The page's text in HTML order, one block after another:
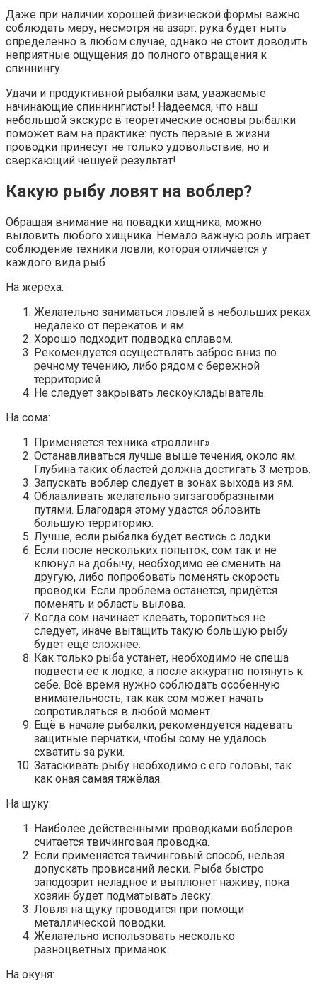
Даже при наличии хорошей физической формы важно
соблюдать меру, несмотря на азарт: рука будет ныть
определенно в любом случае, однако не стоит доводить
неприятные ощущения до полного отвращения к
спиннингу.
Удачи и продуктивной рыбалки вам, уважаемые
начинающие спиннингисты! Надеемся, что наш
небольшой экскурс в теоретические основы рыбалки
поможет вам на практике: пусть первые в жизни
проводки принесут не только удовольствие, но и
сверкающий чешуей результат!
Какую рыбу ловят на воблер?
Обращая внимание на повадки хищника, можно
выловить любого хищника. Немало важную роль играет
соблюдение техники ловли, которая отличается у
каждого вида рыб
На жереха:
Желательно заниматься ловлей в небольших реках
недалеко от перекатов и ям.
Хорошо подходит подводка сплавом.
Рекомендуется осуществлять заброс вниз по
речному течению, либо рядом с бережной
территорией.
Не следует закрывать лескоукладыватель.
На сома:
Применяется техника «троллинг».
Останавливаться лучше выше течения, около ям.
Глубина таких областей должна достигать 3 метров.
Запускать воблер следует в зонах выхода из ям.
Облавливать желательно зигзагообразными
путями. Благодаря этому удастся обловить
большую территорию.
Лучше, если рыбалка будет вестись с лодки.
Если после нескольких попыток, сом так и не
клюнул на добычу, необходимо её сменить на
другую, либо попробовать поменять скорость
проводки. Если проблема останется, придётся
поменять и область вылова.
Когда сом начинает клевать, торопиться не
следует, иначе вытащить такую большую рыбу
будет ещё сложнее.
Как только рыба устанет, необходимо не спеша
подвести её к лодке, а после аккуратно потянуть к
себе. Всё время нужно соблюдать особенную
внимательность, так как сом может начать
сопротивляться в любой момент.
Ещё в начале рыбалки, рекомендуется надевать
защитные перчатки, чтобы сому не удалось
схватить за руки.
Затаскивать рыбу необходимо с его головы, так
как оная самая тяжёлая.
На щуку:
Наиболее действенными проводками воблеров
считается твичинговая проводка.
Если применяется твичинговый способ, нельзя
допускать провисаний лески. Рыба быстро
заподозрит неладное и выплюнет наживу, пока
хозяин будет подматывать леску.
Ловля на щуку проводится при помощи
металлической поводки.
Желательно использовать несколько
разноцветных приманок.
На окуня: